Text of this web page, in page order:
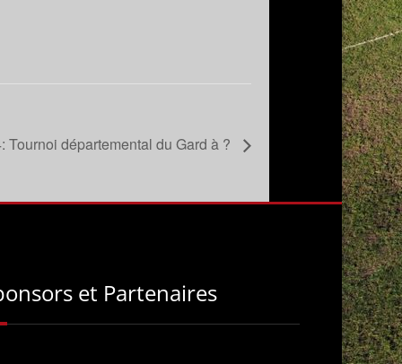
Tournoi départemental du Gard à ?
et Partenaires